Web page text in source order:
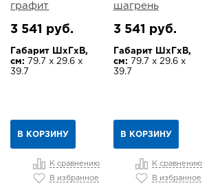
графит
3 541 руб.
Габарит ШхГхВ,
см:
79.7 х 29.6 х
39.7
В КОРЗИНУ
К сравнению
В избранное
шагрень
3 541 руб.
Габарит ШхГхВ,
см: 79.7 х 29.6 х
39.7
В КОРЗИНУ
К сравнению
В избранное